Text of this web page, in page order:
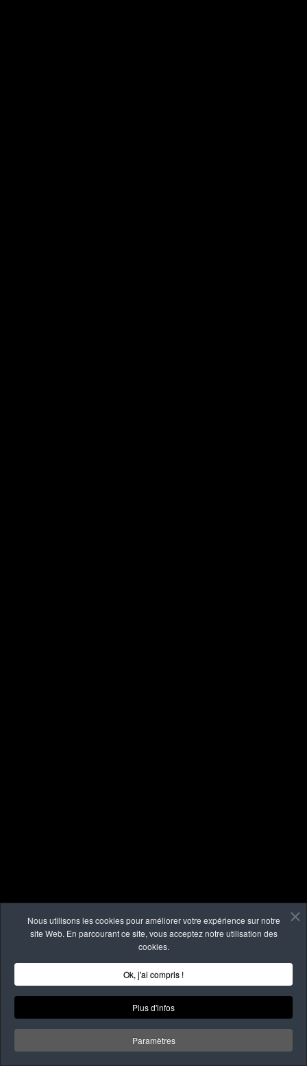
Nous utilisons les cookies pour améliorer votre expérience sur notre
site Web. En parcourant ce site, vous acceptez notre utilisation des
cookies.
Ok, j'ai compris !
Plus d'infos
Paramètres